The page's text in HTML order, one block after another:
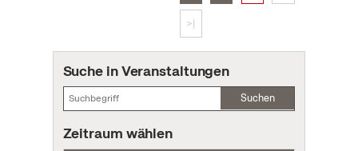
>|
Suche in Veranstaltungen
Suchen
Zeitraum wählen